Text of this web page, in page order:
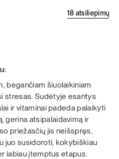
18 atsiliepimų
bėgančiam šiuolaikiniam
stresas. Sudėtyje esantys
ir vitaminai padeda palaikyti
gerina atsipalaidavimą ir
priežasčių jis neišspręs,
juo susidoroti, kokybiškiau
labiau įtemptus etapus.